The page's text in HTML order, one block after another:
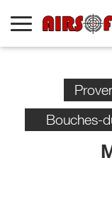
Bouches-